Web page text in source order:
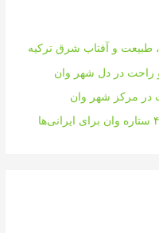
طبیعت و آفتاب شرق ترکیه
در مرکز شهر وان